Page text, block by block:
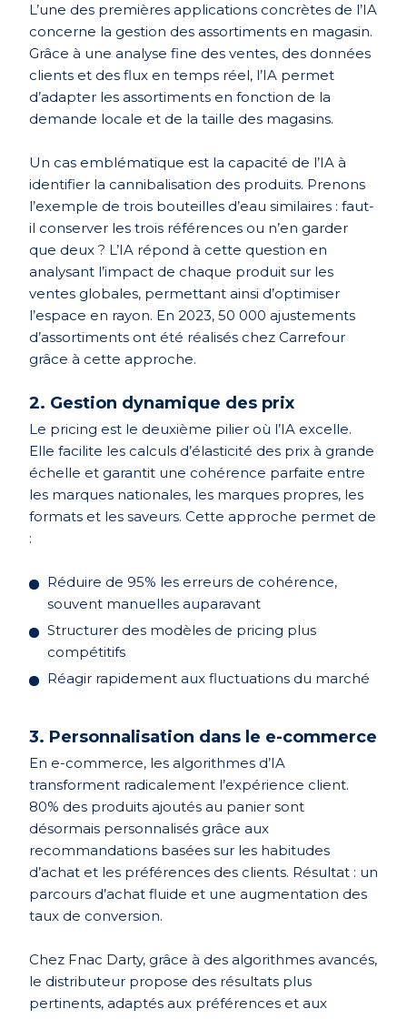
L’une des premières applications concrètes de l’IA
concerne la gestion des assortiments en magasin.
Grâce à une analyse fine des ventes, des données
clients et des flux en temps réel, l’IA permet
d’adapter les assortiments en fonction de la
demande locale et de la taille des magasins.
Un cas emblématique est la capacité de l’IA à
identifier la cannibalisation des produits. Prenons
l’exemple de trois bouteilles d’eau similaires : faut-
il conserver les trois références ou n’en garder
que deux ? L’IA répond à cette question en
analysant l’impact de chaque produit sur les
ventes globales, permettant ainsi d’optimiser
l’espace en rayon. En 2023, 50 000 ajustements
d’assortiments ont été réalisés chez Carrefour
grâce à cette approche.
2. Gestion dynamique des prix
Le pricing est le deuxième pilier où l’IA excelle.
Elle facilite les calculs d’élasticité des prix à grande
échelle et garantit une cohérence parfaite entre
les marques nationales, les marques propres, les
formats et les saveurs. Cette approche permet de
:
Réduire de 95% les erreurs de cohérence,
souvent manuelles auparavant
Structurer des modèles de pricing plus
compétitifs
Réagir rapidement aux fluctuations du marché
3. Personnalisation dans le e-commerce
En e-commerce, les algorithmes d’IA
transforment radicalement l’expérience client.
80% des produits ajoutés au panier sont
désormais personnalisés grâce aux
recommandations basées sur les habitudes
d’achat et les préférences des clients. Résultat : un
parcours d’achat fluide et une augmentation des
taux de conversion.
Chez Fnac Darty, grâce à des algorithmes avancés,
le distributeur propose des résultats plus
pertinents, adaptés aux préférences et aux